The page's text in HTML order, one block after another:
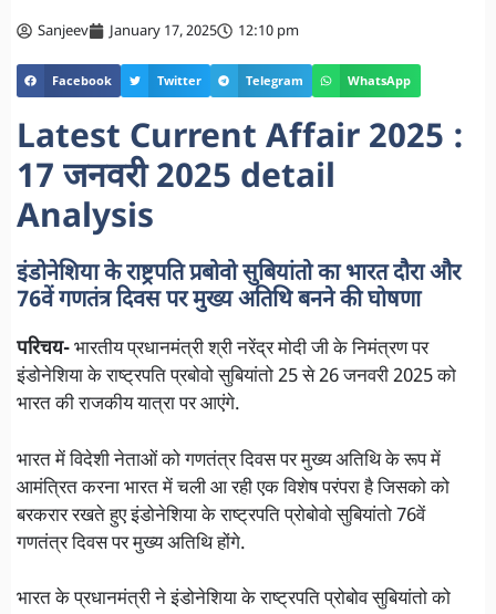
Sanjeev January 17, 2025 12:10 pm
Facebook Twitter Telegram WhatsApp
Latest Current Affair 2025 :
17 जनवरी 2025 detail
Analysis
इंडोनेशिया के राष्ट्रपति प्रबोवो सुबियांतो का भारत दौरा और
76वें गणतंत्र दिवस पर मुख्य अतिथि बनने की घोषणा
परिचय-भारतीय प्रधानमंत्री श्री नरेंद्र मोदी जी के निमंत्रण पर
इंडोनेशिया के राष्ट्रपति प्रबोवो सुबियांतो 25 से 26 जनवरी 2025 को
भारत की राजकीय यात्रा पर आएंगे.
भारत में विदेशी नेताओं को गणतंत्र दिवस पर मुख्य अतिथि के रूप में
आमंत्रित करना भारत में चली आ रही एक विशेष परंपरा है जिसको को
बरकरार रखते हुए इंडोनेशिया के राष्ट्रपति प्रोबोवो सुबियांतो 76वें
गणतंत्र दिवस पर मुख्य अतिथि होंगे.
भारत के प्रधानमंत्री ने इंडोनेशिया के राष्ट्रपति प्रोबोव सुबियांतो को